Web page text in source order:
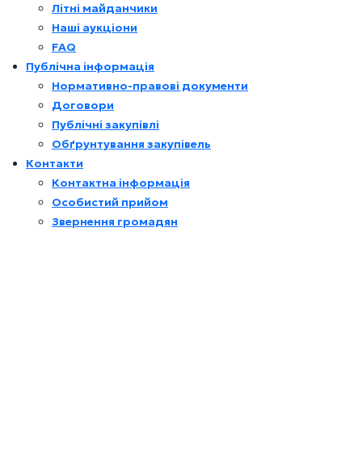
Літні майданчики
Наші аукціони
FAQ
Публічна інформація
Нормативно-правові документи
Договори
Публічні закупівлі
Обґрунтування закупівель
Контакти
Контактна інформація
Особистий прийом
Звернення громадян